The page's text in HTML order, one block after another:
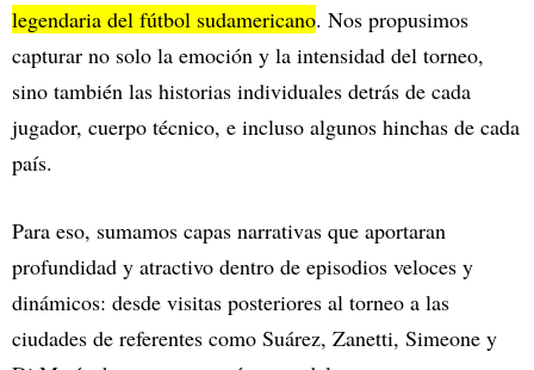
legendaria del fútbol sudamericano. Nos propusimos
capturar no solo la emoción y la intensidad del torneo,
sino también las historias individuales detrás de cada
jugador, cuerpo técnico, e incluso algunos hinchas de cada
país.
Para eso, sumamos capas narrativas que aportaran
profundidad y atractivo dentro de episodios veloces y
dinámicos: desde visitas posteriores al torneo a las
ciudades de referentes como Suárez, Zanetti, Simeone y